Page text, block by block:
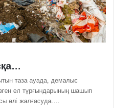
таза ауада, демалыс
ел тұрғындарының шашып
әлі жалғасуда.…